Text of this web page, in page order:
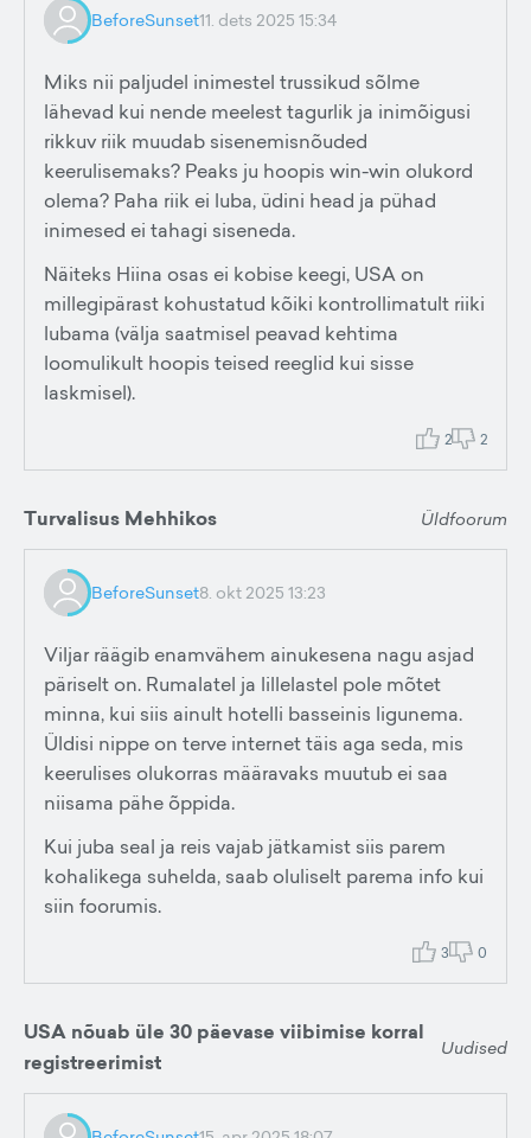
BeforeSunset11. dets 2025 15:34
Miks nii paljudel inimestel trussikud sõlme
lähevad kui nende meelest tagurlik ja inimõigusi
rikkuv riik muudab sisenemisnõuded
keerulisemaks? Peaks ju hoopis win-win olukord
olema? Paha riik ei luba, üdini head ja pühad
inimesed ei tahagi siseneda.
Näiteks Hiina osas ei kobise keegi, USA on
millegipärast kohustatud kõiki kontrollimatult riiki
lubama (välja saatmisel peavad kehtima
loomulikult hoopis teised reeglid kui sisse
laskmisel).
2 2
Turvalisus Mehhikos Üldfoorum
BeforeSunset8. okt 2025 13:23
Viljar räägib enamvähem ainukesena nagu asjad
päriselt on. Rumalatel ja lillelastel pole mõtet
minna, kui siis ainult hotelli basseinis ligunema.
Üldisi nippe on terve internet täis aga seda, mis
keerulises olukorras määravaks muutub ei saa
niisama pähe õppida.
Kui juba seal ja reis vajab jätkamist siis parem
kohalikega suhelda, saab oluliselt parema info kui
siin foorumis.
3 0
USA nõuab üle 30 päevase viibimise korral
registreerimist
Uudised